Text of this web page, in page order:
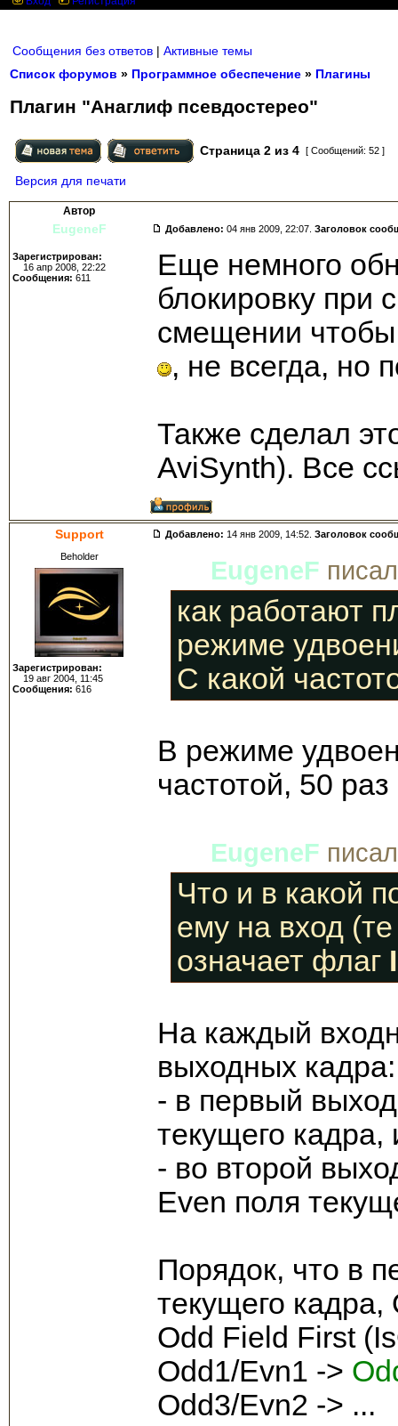
Сообщения без ответов | Активные темы
Список форумов » Программное обеспечение » Плагины
Плагин "Анаглиф псевдостерео"
Страница 2 из 4 [ Сообщений: 52 ]
Версия для печати
Автор
EugeneF Добавлено: 04 янв 2009, 22:07. Заголовок
Зарегистрирован:
16 апр 2008, 22:22
Сообщения: 611
Еще немного
блокировку при
смещении чтобы
, не всегда, но
Также сделал
AviSynth). Все
Support Добавлено: 14 янв 2009, 14:52. Заголовок
Beholder
Зарегистрирован:
19 авг 2004, 11:45
Сообщения: 616
EugeneF
как работают
режиме
С какой
В режиме
частотой, 50 раз
EugeneF
Что и в какой
ему на вход
означает флаг
На каждый
выходных кадра:
- в первый
текущего
- во второй
Even поля
Порядок, что в
текущего кадра,
Odd Field First
Odd1/Evn1 ->
Odd3/Evn2 -> ...